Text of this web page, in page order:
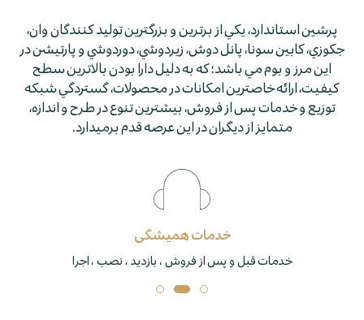
پرشين استاندارد، يكي از برترين و بزرگترين توليد كنندگان وان،
جكوزي، كابين سونا، پانل دوش، زيردوشي، دوردوشي و پارتيشن در
اين مرز و بوم مي باشد؛ كه به دليل دارا بودن بالاترين سطح
كيفيت، ارائه خاصترين امكانات در محصولات، گستردگي شبكه
توزيع و خدمات پس از فروش، بيشترين تنوع در طرح و اندازه،
متمايز از ديگران در اين عرصه قدم برمي­دارد.
خدمات همیشگی
خدمات قبل و پس از فروش ، بازدید ، نصب ، اجرا